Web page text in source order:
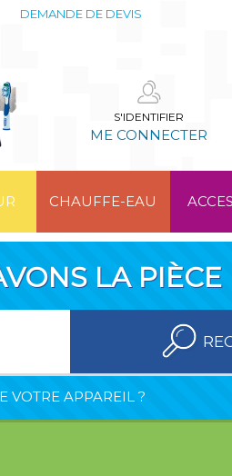
DEMANDE DE DEVIS
S'IDENTIFIER
ME CONNECTER
CHAUFFE-EAU
LA PIÈCE
VOTRE APPAREIL ?